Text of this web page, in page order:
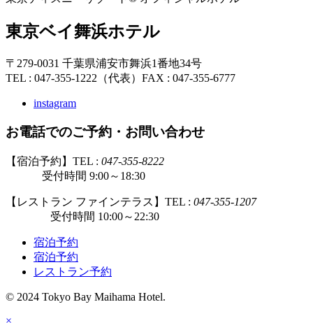
東京ベイ舞浜ホテル
〒279-0031 千葉県浦安市舞浜1番地34号
TEL : 047-355-1222（代表） FAX : 047-355-6777
instagram
お電話でのご予約・お問い合わせ
【宿泊予約】TEL : 047-355-8222
受付時間 9:00～18:30
【レストラン ファインテラス】TEL : 047-355-1207
受付時間 10:00～22:30
宿泊予約
宿泊予約
レストラン予約
© 2024 Tokyo Bay Maihama Hotel.
×